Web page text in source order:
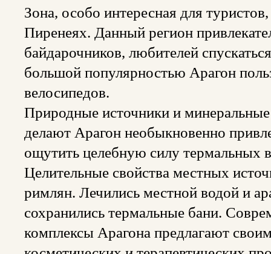
Зона, особо интересная для
Пиренеях. Данный регион
байдарочников, любителей
большой популярностью Арагон
велосипедов.
Природные источники и
делают Арагон необыкновенно
ощутить целебную силу термальных
Целительные свойства местных
римлян. Лечились местной водой и
сохранились термальные бани.
комплексы Арагона предлагают